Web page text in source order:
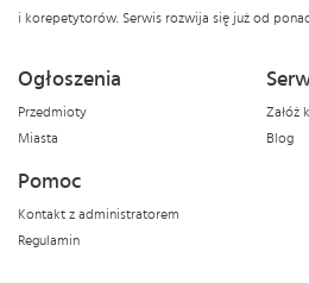
i korepetytorów. Serwis rozwija się już od
Ogłoszenia
Przedmioty
Miasta
Załóż
Blog
Pomoc
Kontakt z administratorem
Regulamin